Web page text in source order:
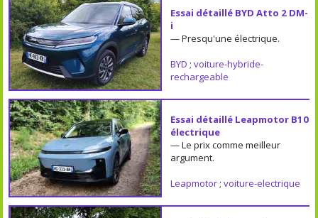
Essai détaillé BYD Atto 2 DM-
i
— Presqu'une électrique.
BYD ; voiture-hybride-
rechargeable
Essai détaillé Leapmotor B10
électrique
— Le prix comme meilleur
argument.
Leapmotor; voiture-electrique